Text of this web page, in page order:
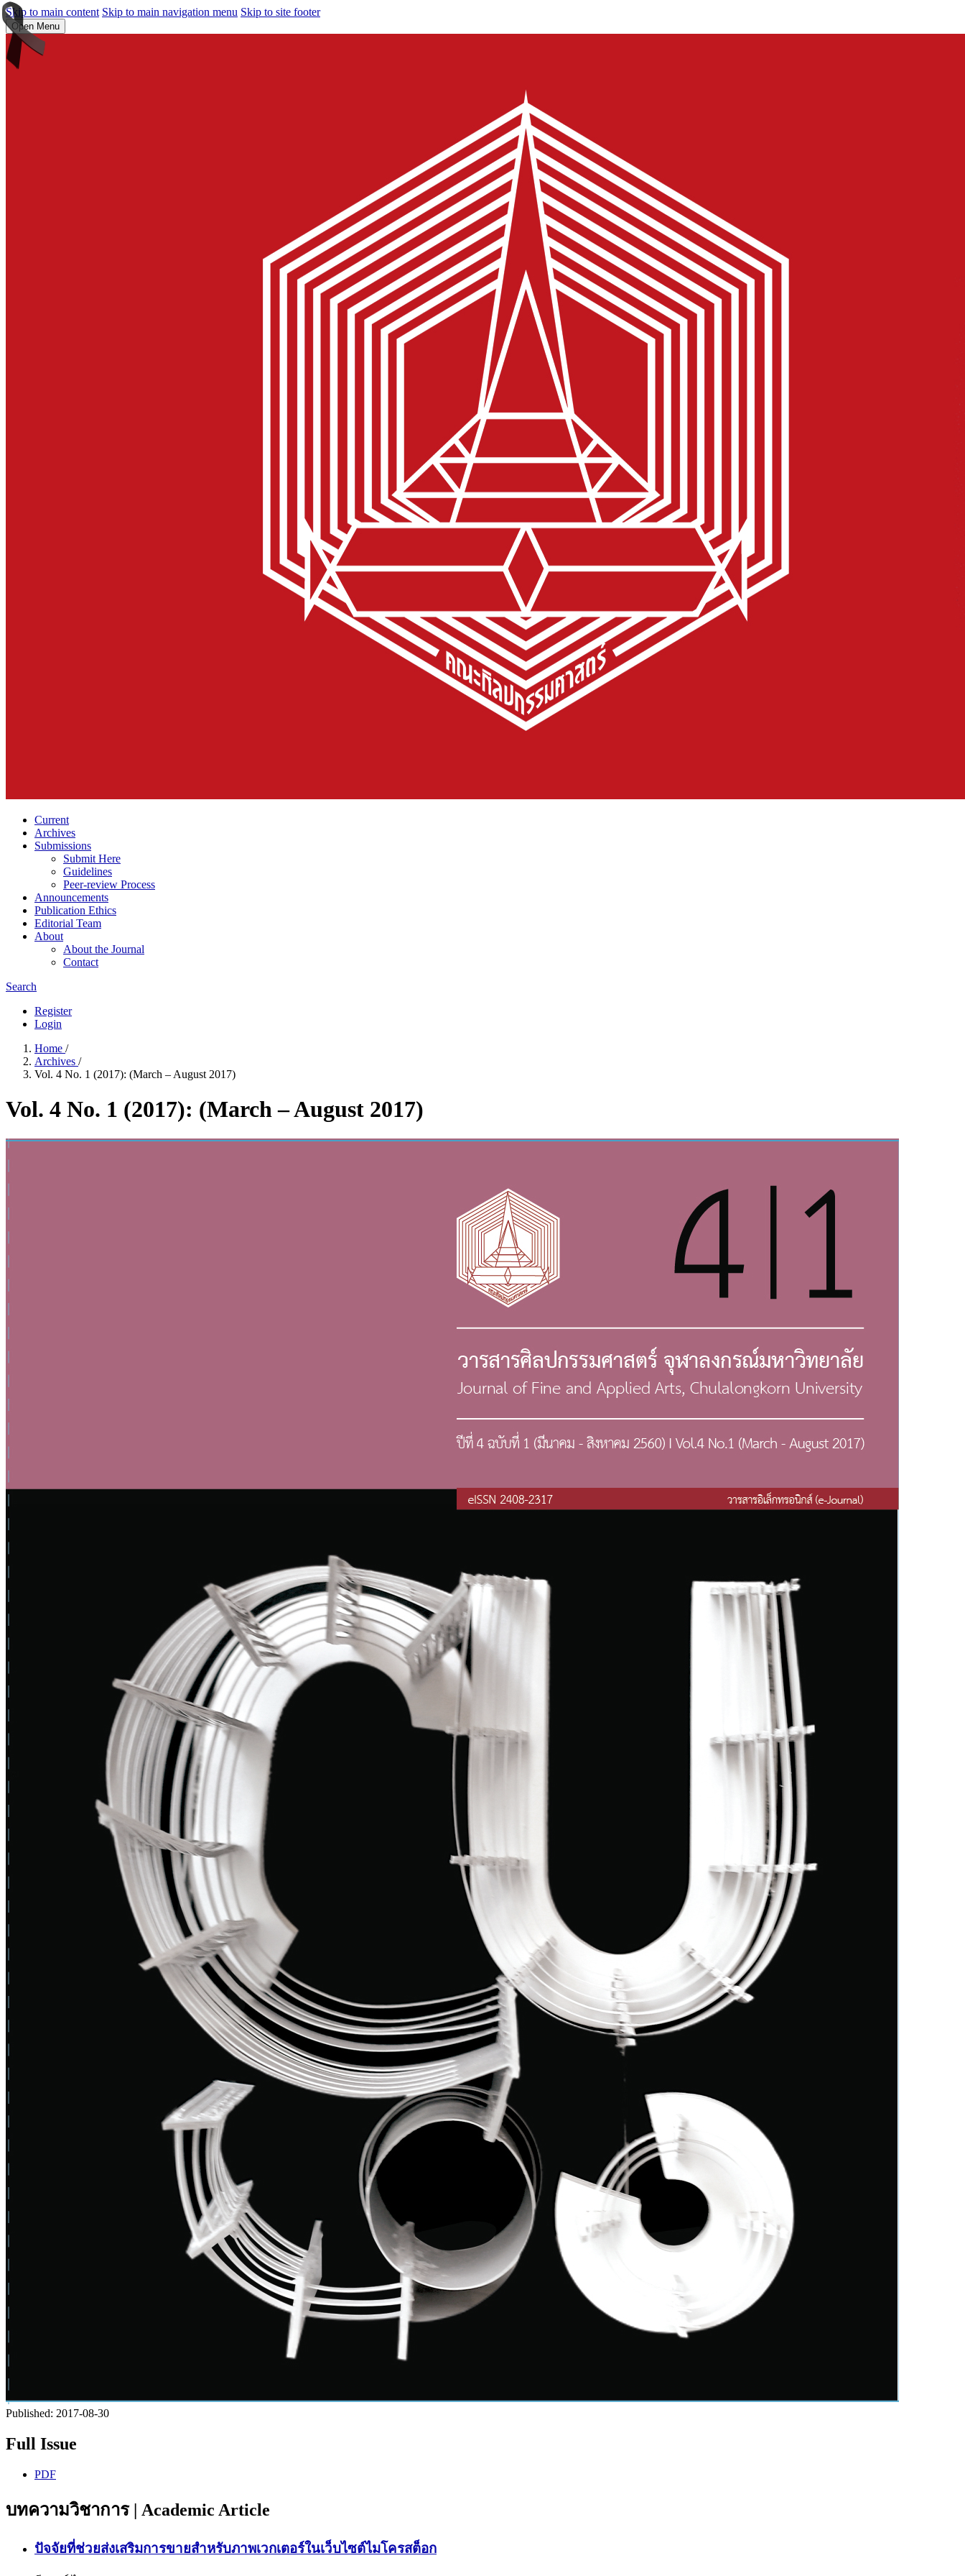
Skip to main content Skip to main navigation menu Skip to site footer
Open Menu
Current
Archives
Submissions
Submit Here
Guidelines
Peer-review Process
Announcements
Publication Ethics
Editorial Team
About
About the Journal
Contact
Search
Register
Login
Home /
Archives /
Vol. 4 No. 1 (2017): (March – August 2017)
Vol. 4 No. 1 (2017): (March – August 2017)
Published: 2017-08-30
Full Issue
PDF
บทความวิชาการ | Academic Article
ปัจจัยที่ช่วยส่งเสริมการขายสำหรับภาพเวกเตอร์ในเว็บไซต์ไมโครสต็อก